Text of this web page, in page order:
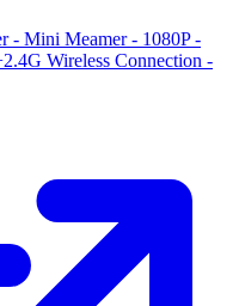
- Mini Meamer - 1080P -
Wireless Connection -